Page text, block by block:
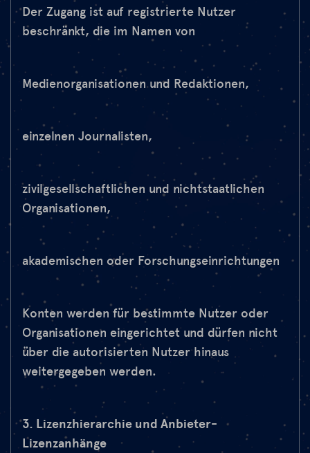
Der Zugang ist auf registrierte Nutzer
beschränkt, die im Namen von
Medienorganisationen und Redaktionen,
einzelnen Journalisten,
zivilgesellschaftlichen und nichtstaatlichen
Organisationen,
akademischen oder Forschungseinrichtungen
Konten werden für bestimmte Nutzer oder
Organisationen eingerichtet und dürfen nicht
über die autorisierten Nutzer hinaus
weitergegeben werden.
3. Lizenzhierarchie und Anbieter-
Lizenzanhänge